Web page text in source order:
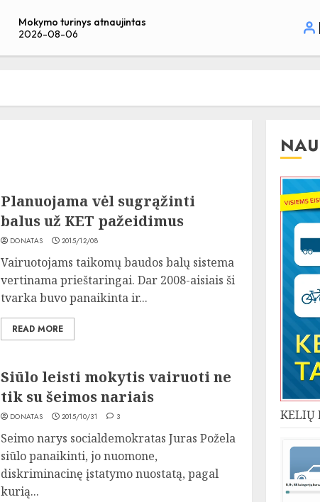
Mokymo turinys atnaujintas
2026-08-06
Planuojama vėl sugrąžinti
balus už KET pažeidimus
DONATAS 2015/12/08
Vairuotojams taikomų baudos balų sistema
vertinama prieštaringai. Dar 2008-aisiais ši
tvarka buvo panaikinta ir...
READ MORE
Siūlo leisti mokytis vairuoti ne
tik su šeimos nariais
DONATAS 2015/10/31 3
Seimo narys socialdemokratas Juras Požela
siūlo panaikinti, jo nuomone,
diskriminacinę įstatymo nuostatą, pagal
kurią...
KELIŲ